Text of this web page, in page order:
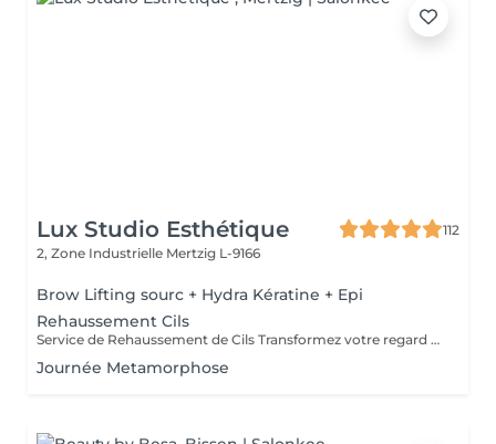
Lux Studio Esthétique
112
2, Zone Industrielle Mertzig L-9166
Brow Lifting sourc + Hydra Kératine + Epi
Rehaussement Cils
Service de Rehaussement de Cils Transformez votre regard avec notre service de rehaussement de cils, disponible avec ou sans teinture. Notre technique avancée inclut : - *Courbure Durable* : Nous sublimons vos cils naturels en leur apportant une courbure élégante et durable. - *Option avec Teinture* : Pour un effet encore plus spectaculaire, ajoutez de la couleur à vos cils, vous libérant ainsi de l'utilisation quotidienne de mascara. - *Hydratation Incluse* : Nos traitements incluent une hydratation profonde, garantissant des cils sains et forts. ### Entretien Pour maintenir l'effet souhaité et éviter d'endommager vos cils, nous recommandons de refaire le traitement toutes les 4 à 6 semaines. Ainsi, vous assurez un regard toujours éblouissant tout en préservant la santé de vos cils. Prenez rendez-vous dès aujourd'hui et sublimez la beauté naturelle de vos yeux !
Journée Metamorphose